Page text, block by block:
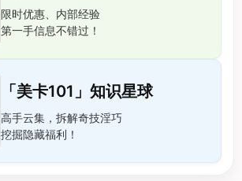
限时优惠、内部经验
第一手信息不错过！
「美卡101」知识星球
高手云集，拆解奇技淫巧
挖掘隐藏福利！